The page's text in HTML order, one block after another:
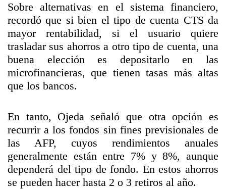
Sobre alternativas en el sistema financiero,
recordó que si bien el tipo de cuenta CTS da
mayor rentabilidad, si el usuario quiere
trasladar sus ahorros a otro tipo de cuenta, una
buena elección es depositarlo en las
microfinancieras, que tienen tasas más altas
que los bancos.
En tanto, Ojeda señaló que otra opción es
recurrir a los fondos sin fines previsionales de
las AFP, cuyos rendimientos anuales
generalmente están entre 7% y 8%, aunque
dependerá del tipo de fondo. En estos ahorros
se pueden hacer hasta 2 o 3 retiros al año.